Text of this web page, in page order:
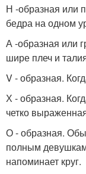
Н -образная или
бедра на одном
А -образная или
шире плеч и
V - образная.
Х - образная.
четко
О - образная.
полным
напоминает круг.